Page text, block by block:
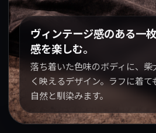
ヴィンテージ感のある一
感を楽しむ。
落ち着いた色味のボディに、
く映えるデザイン。ラフに着て
自然と馴染みます。